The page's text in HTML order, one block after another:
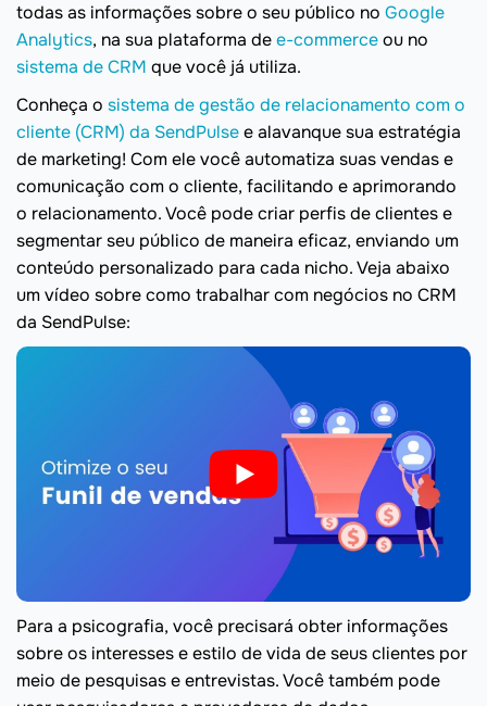
todas as informações sobre o seu público no Google
Analytics, na sua plataforma dee-commerceou no
sistema de CRM que você já utiliza.
Conheça o sistema de gestão de relacionamento com o
cliente (CRM) da SendPulsee alavanque sua estratégia
de marketing! Com ele você automatiza suas vendas e
comunicação com o cliente, facilitando e aprimorando
o relacionamento. Você pode criar perfis de clientes e
segmentar seu público de maneira eficaz, enviando um
conteúdo personalizado para cada nicho. Veja abaixo
um vídeo sobre como trabalhar com negócios no CRM
da SendPulse:
Para a psicografia, você precisará obter informações
sobre os interesses e estilo de vida de seus clientes por
meio de pesquisas e entrevistas. Você também pode